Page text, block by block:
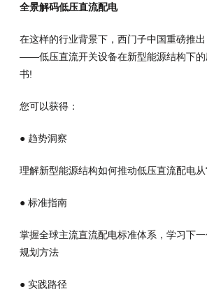
全景解码低压直流配电
在这样的行业背景下，西门子中国重磅推
——低压直流开关设备在新型能源结构下的
书!
您可以获得：
● 趋势洞察
理解新型能源结构如何推动低压直流配电从
● 标准指南
掌握全球主流直流配电标准体系，学习下
规划方法
● 实践路径